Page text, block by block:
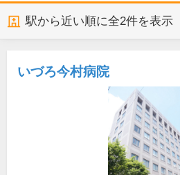
駅から近い順に全2件を表示
いづろ今村病院